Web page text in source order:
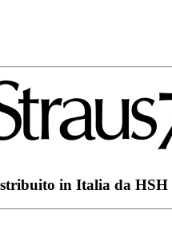
in Italia da HSH